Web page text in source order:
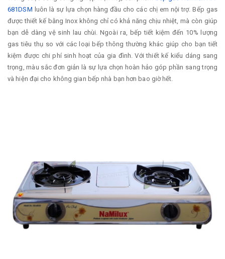
681DSM luôn là sự lựa chọn hàng đầu cho các chị em nội trợ. Bếp gas
được thiết kế bằng Inox không chỉ có khả năng chịu nhiệt, mà còn giúp
bạn dễ dàng vệ sinh lau chùi. Ngoài ra, bếp tiết kiệm đến 10% lượng
gas tiêu thụ so với các loại bếp thông thường khác giúp cho bạn tiết
kiệm được chi phí sinh hoạt của gia đình. Với thiết kế kiểu dáng sang
trọng, màu sắc đơn giản là sự lựa chọn hoàn hảo góp phần sang trọng
và hiện đại cho không gian bếp nhà bạn hơn bao giờ hết.